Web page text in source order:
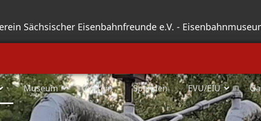
Sächsischer Eisenbahnfreunde e.V. -
Museum Verein Spenden EVU/EIU